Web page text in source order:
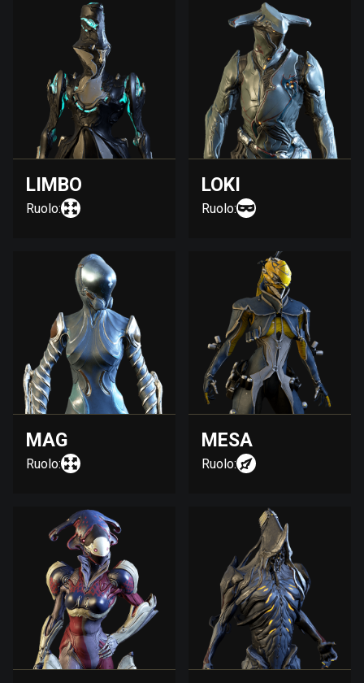
LIMBO
Ruolo:
LOKI
Ruolo:
MAG
Ruolo:
MESA
Ruolo: